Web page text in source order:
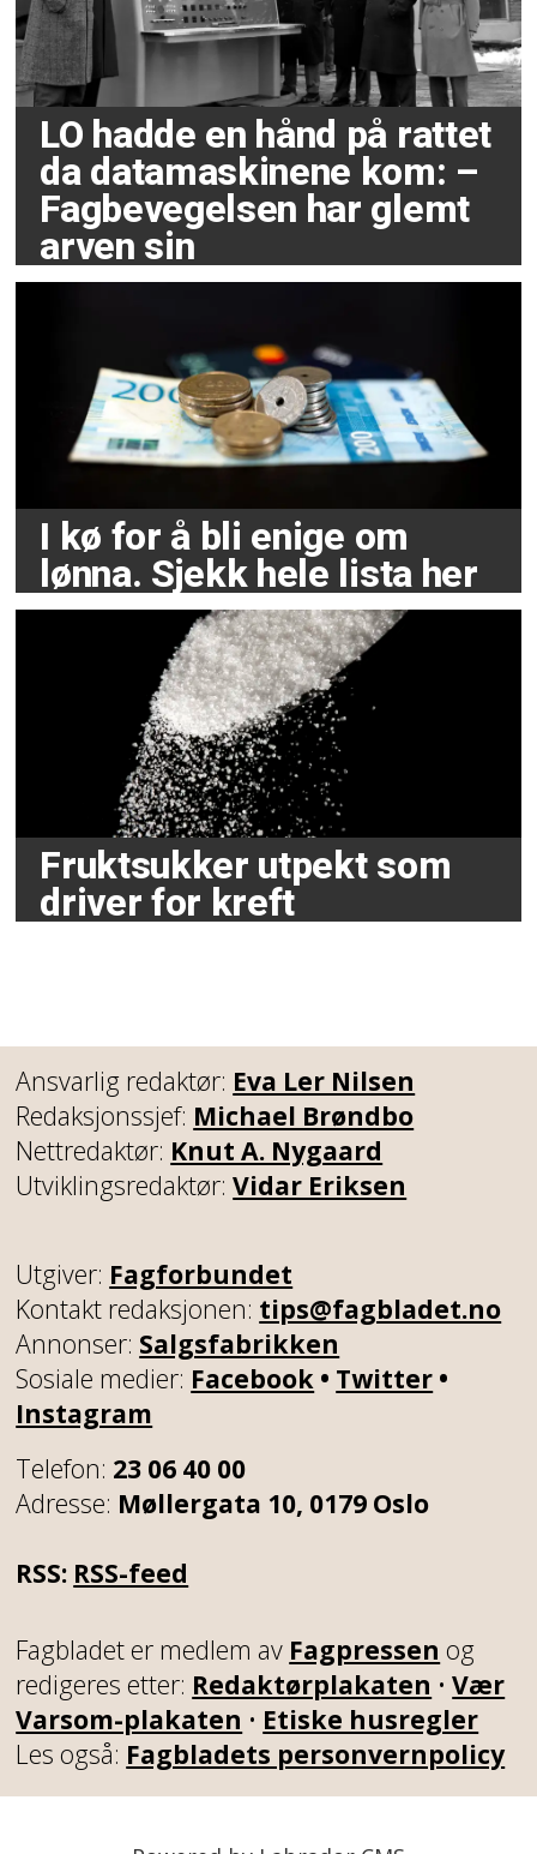
LO hadde en hånd på rattet
da datamaskinene kom: –
Fagbevegelsen har glemt
arven sin
I kø for å bli enige om
lønna. Sjekk hele lista her
Fruktsukker utpekt som
driver for kreft
Ansvarlig redaktør: Eva Ler Nilsen
Redaksjonssjef: Michael Brøndbo
Nettredaktør: Knut A. Nygaard
Utviklingsredaktør:Vidar Eriksen
Utgiver: Fagforbundet
Kontakt redaksjonen: tips@fagbladet.no
Annonser: Salgsfabrikken
Sosiale medier: Facebook • Twitter •
Instagram
Telefon: 23 06 40 00
Adresse: Møllergata 10, 0179 Oslo
RSS: RSS-feed
Fagbladet er medlem av Fagpressen og
redigeres etter: Redaktørplakaten • Vær
Varsom-plakaten • Etiske husregler
Les også: Fagbladets personvernpolicy